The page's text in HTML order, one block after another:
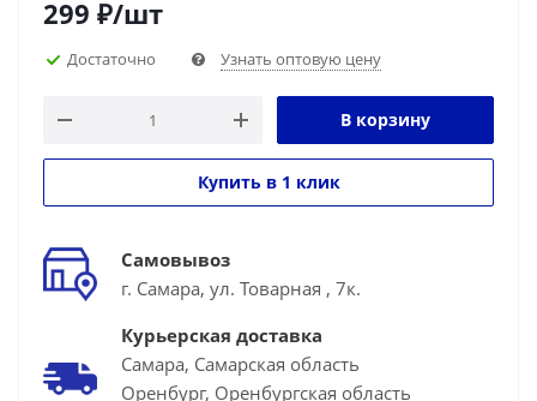
299 ₽/шт
Достаточно Узнать оптовую цену
В корзину
Купить в 1 клик
Самовывоз
г. Самара, ул. Товарная , 7к.
Курьерская доставка
Самара, Самарская область
Оренбург, Оренбургская область